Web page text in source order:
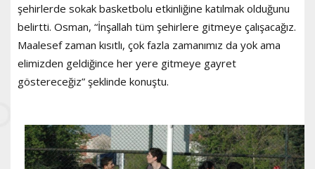
şehirlerde sokak basketbolu etkinliğine katılmak olduğunu
belirtti. Osman, “İnşallah tüm şehirlere gitmeye çalışacağız.
Maalesef zaman kısıtlı, çok fazla zamanımız da yok ama
elimizden geldiğince her yere gitmeye gayret
göstereceğiz” şeklinde konuştu.